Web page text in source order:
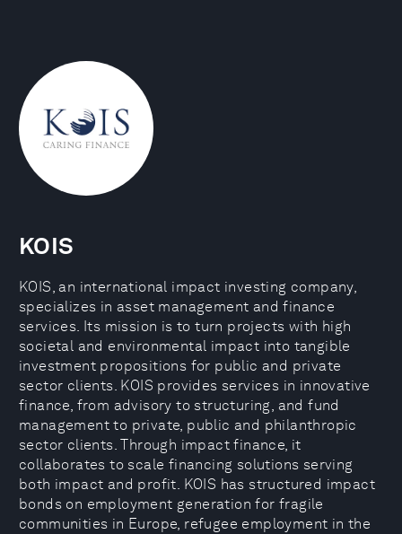
KOIS
KOIS, an international impact investing company,
specializes in asset management and finance
services. Its mission is to turn projects with high
societal and environmental impact into tangible
investment propositions for public and private
sector clients. KOIS provides services in innovative
finance, from advisory to structuring, and fund
management to private, public and philanthropic
sector clients. Through impact finance, it
collaborates to scale financing solutions serving
both impact and profit. KOIS has structured impact
bonds on employment generation for fragile
communities in Europe, refugee employment in the